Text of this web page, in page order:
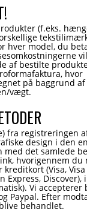
(f.eks.
hver model, du
af bestilte
hvor
på baggrund af
vægt.
fra registreringen
design i den
med det samlede
hvorigennem du
(Visa, Visa
Express, Discover),
Vi accepterer
Paypal. Efter
behandlet.